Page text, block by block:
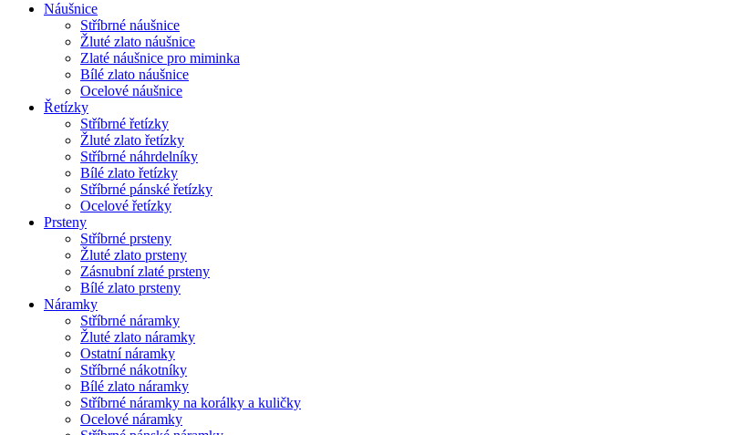
Náušnice
Stříbrné náušnice
Žluté zlato náušnice
Zlaté náušnice pro miminka
Bílé zlato náušnice
Ocelové náušnice
Řetízky
Stříbrné řetízky
Žluté zlato řetízky
Stříbrné náhrdelníky
Bílé zlato řetízky
Stříbrné pánské řetízky
Ocelové řetízky
Prsteny
Stříbrné prsteny
Žluté zlato prsteny
Zásnubní zlaté prsteny
Bílé zlato prsteny
Náramky
Stříbrné náramky
Žluté zlato náramky
Ostatní náramky
Stříbrné nákotníky
Bílé zlato náramky
Stříbrné náramky na korálky a kuličky
Ocelové náramky